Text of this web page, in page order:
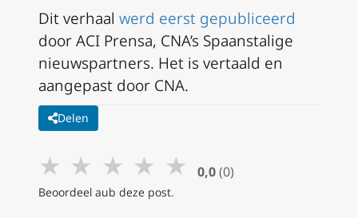
Dit verhaal werd eerst gepubliceerd
door ACI Prensa, CNA’s Spaanstalige
nieuwspartners. Het is vertaald en
aangepast door CNA.
Delen
★ ★ ★ ★ ★ 0,0 (0)
Beoordeel aub deze post.